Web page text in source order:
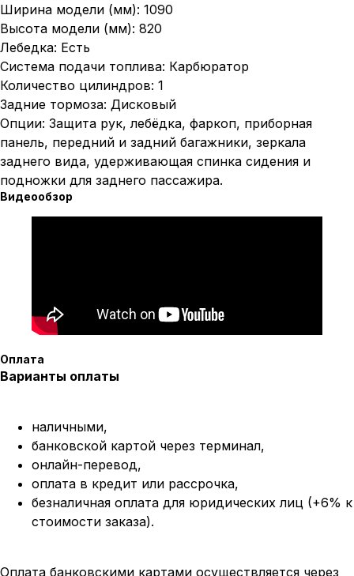
Ширина модели (мм): 1090
Высота модели (мм): 820
Лебедка: Есть
Система подачи топлива: Карбюратор
Количество цилиндров: 1
Задние тормоза: Дисковый
Опции: Защита рук, лебёдка, фаркоп, приборная
панель, передний и задний багажники, зеркала
заднего вида, удерживающая спинка сидения и
подножки для заднего пассажира.
Видеообзор
Оплата
Варианты оплаты
наличными,
банковской картой через терминал,
онлайн-перевод,
оплата в кредит или рассрочка,
безналичная оплата для юридических лиц (+6% к
стоимости заказа).
Оплата банковскими картами осуществляется через